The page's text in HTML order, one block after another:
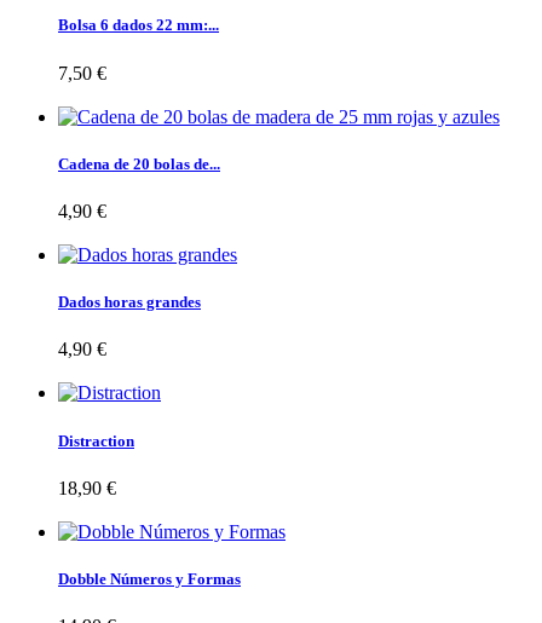
Bolsa 6 dados 22 mm:...
7,50 €
Cadena de 20 bolas de...
4,90 €
Dados horas grandes
4,90 €
Distraction
18,90 €
Dobble Números y Formas